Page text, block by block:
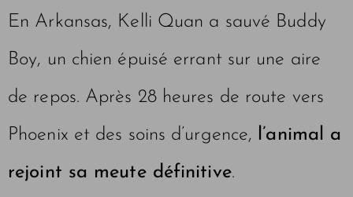
En Arkansas, Kelli Quan a sauvé Buddy
Boy, un chien épuisé errant sur une aire
de repos. Après 28 heures de route vers
Phoenix et des soins d’urgence, l’animal a
rejoint sa meute définitive.